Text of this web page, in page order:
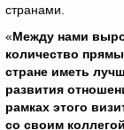
странами.
«Между нами
количество
стране иметь
развития
рамках этого
со своим